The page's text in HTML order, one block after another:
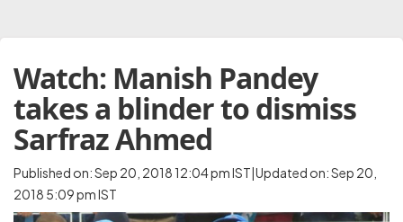
Watch: Manish Pandey
takes a blinder to dismiss
Sarfraz Ahmed
Published on: Sep 20, 2018 12:04 pm IST|Updated on: Sep 20,
2018 5:09 pm IST